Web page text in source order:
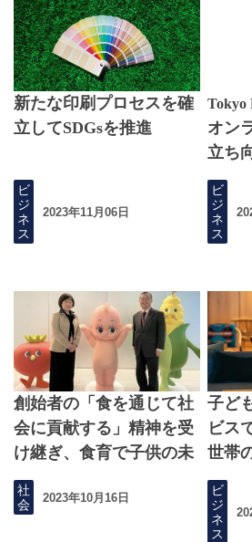
新たな印刷プロセスを確
立してSDGsを推進
ビ
ジ
ネ
ス
2023年11月06日
Tokyo
オン
立ち
ビ
ジ
ネ
ス
創始者の「食を通じて社
会に貢献する」精神を受
け継ぎ、食育で子供の未
来を守る
社
会
2023年10月16日
子ど
ビス
世帯
ビ
ジ
ネ
ス